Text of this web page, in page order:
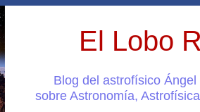
El Lobo
Blog del astrofísico
sobre Astronomía,